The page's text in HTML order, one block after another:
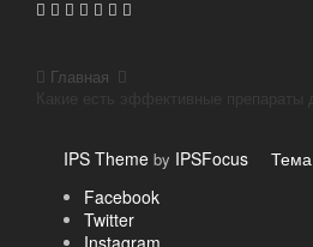
Главная
IPS Theme by IPSFocus Тема
Facebook
Twitter